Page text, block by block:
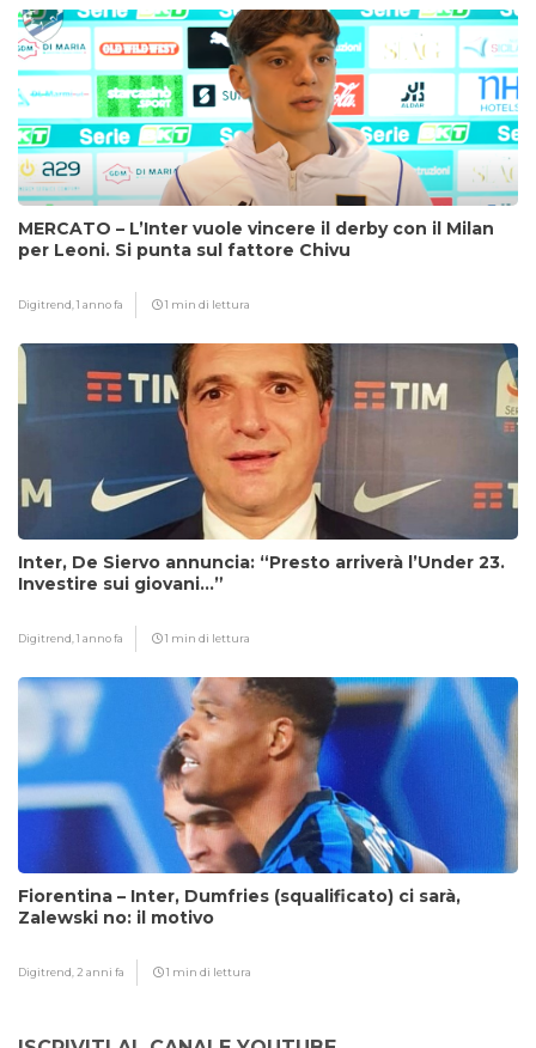
MERCATO – L’Inter vuole vincere il derby con il Milan
per Leoni. Si punta sul fattore Chivu
Digitrend,1 anno fa 1 min di lettura
Inter, De Siervo annuncia: “Presto arriverà l’Under 23.
Investire sui giovani…”
Digitrend,1 anno fa 1 min di lettura
Fiorentina – Inter, Dumfries (squalificato) ci sarà,
Zalewski no: il motivo
Digitrend, 2 anni fa 1 min di lettura